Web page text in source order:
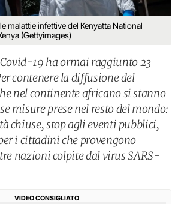
malattie infettive del Kenyatta National
(Gettyimages)
19 ha ormai raggiunto 23
contenere la diffusione del
nel continente africano si stanno
misure prese nel resto del mondo:
chiuse, stop agli eventi pubblici,
i cittadini che provengono
nazioni colpite dal virus SARS-
VIDEO CONSIGLIATO